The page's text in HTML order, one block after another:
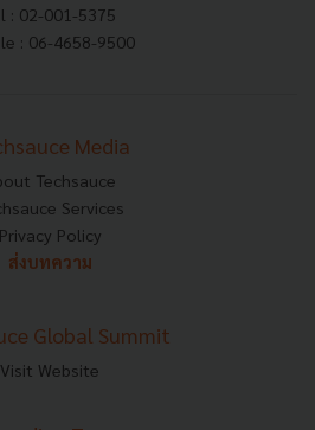
: 02-001-5375
: 06-4658-9500
Media
Techsauce
Services
Privacy Policy
ส่งบทความ
Global Summit
Visit Website